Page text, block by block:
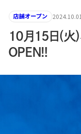
店舗オープン 2024.10.01
10月15日(火
OPEN!!